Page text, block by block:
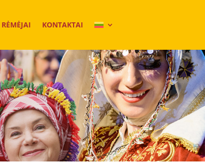
RĖMĖJAI KONTAKTAI